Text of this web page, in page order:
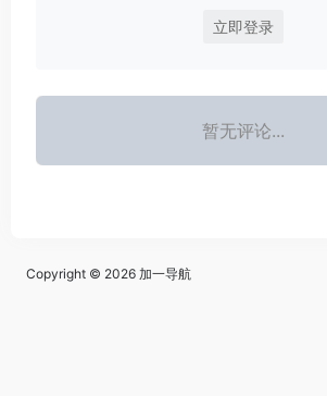
立即登录
暂无评论...
Copyright © 2026 加一导航